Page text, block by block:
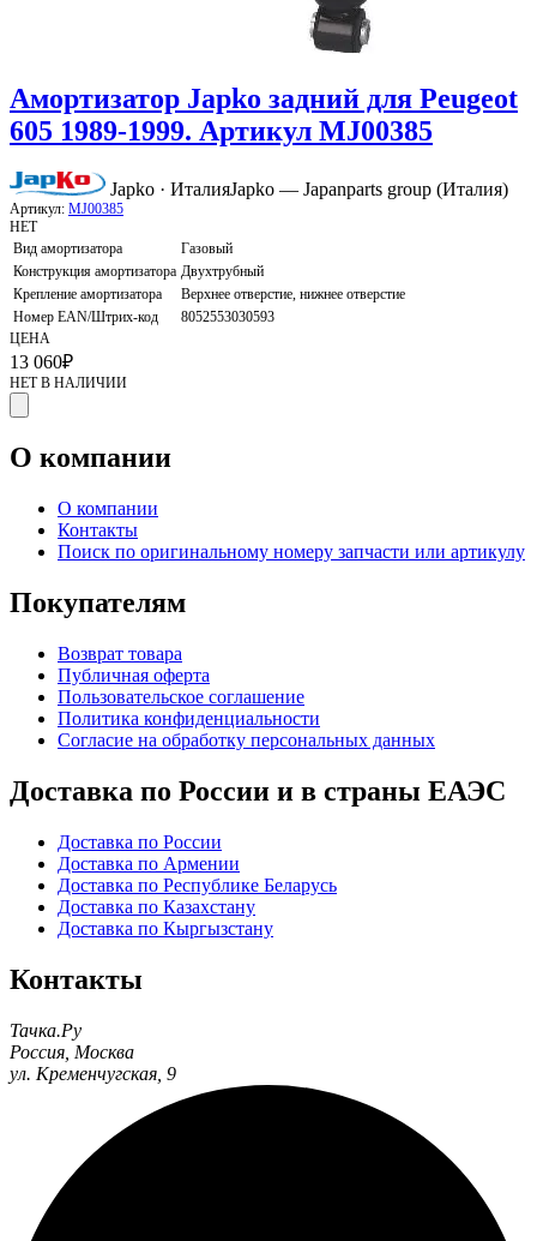
Амортизатор Japko задний для Peugeot
605 1989-1999. Артикул MJ00385
Japko · ИталияJapko — Japanparts group (Италия)
Артикул: MJ00385
НЕТ
Вид амортизатора
Газовый
Конструкция амортизатора Двухтрубный
Крепление амортизатора
Верхнее отверстие, нижнее отверстие
Номер EAN/Штрих-код
8052553030593
ЦЕНА
13 060₽
НЕТ В НАЛИЧИИ
О компании
О компании
Контакты
Поиск по оригинальному номеру запчасти или артикулу
Покупателям
Возврат товара
Публичная оферта
Пользовательское соглашение
Политика конфиденциальности
Согласие на обработку персональных данных
Доставка по России и в страны ЕАЭС
Доставка по России
Доставка по Армении
Доставка по Республике Беларусь
Доставка по Казахстану
Доставка по Кыргызстану
Контакты
Тачка.Ру
Россия Москва
ул. Кременчугская, 9